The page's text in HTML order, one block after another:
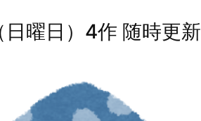
曜日）4作 随時更新